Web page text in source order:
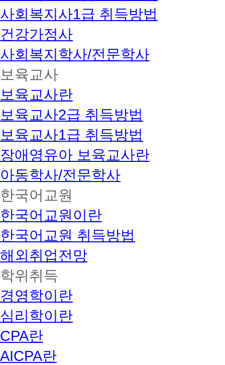
사회복지사1급 취득방법
건강가정사
사회복지학사/전문학사
보육교사
보육교사란
보육교사2급 취득방법
보육교사1급 취득방법
장애영유아 보육교사란
아동학사/전문학사
한국어교원
한국어교원이란
한국어교원 취득방법
해외취업전망
학위취득
경영학이란
심리학이란
CPA란
AICPA란